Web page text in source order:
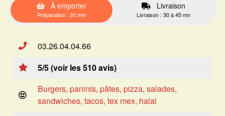
À emporter
Préparation : 20 min
Livraison
Livraison : 30 à 45 mn
03.26.04.04.66
5/5 (voir les 510 avis)
Burgers, paninis, pâtes, pizza, salades,
sandwiches, tacos, tex mex, halal